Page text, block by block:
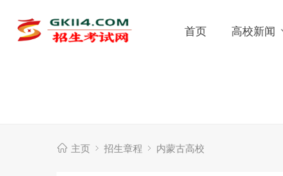
首页 高校新闻
主页 招生章程 内蒙古高校